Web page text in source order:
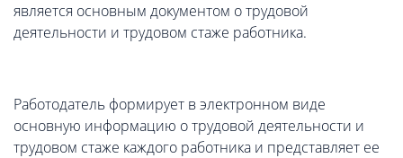
является основным документом о трудовой
деятельности и трудовом стаже работника.
Работодатель формирует в электронном виде
основную информацию о трудовой деятельности и
трудовом стаже каждого работника и представляет ее